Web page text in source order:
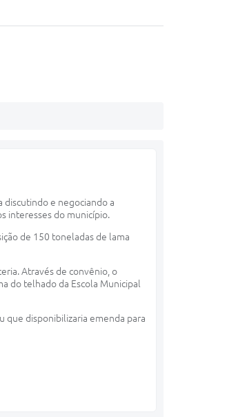
discutindo e negociando a
interesses do município.
de 150 toneladas de lama
Através de convênio, o
do telhado da Escola Municipal
que disponibilizaria emenda para